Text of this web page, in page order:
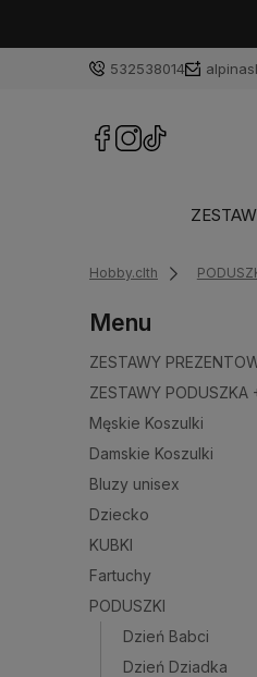
532538014
Hobby.clth
Menu
ZESTAWY
ZESTAWY PODUSZKA
Męskie Koszulki
Damskie Koszulki
Bluzy unisex
Dziecko
KUBKI
Fartuchy
PODUSZKI
Dzień Babci
Dzień Dziadka